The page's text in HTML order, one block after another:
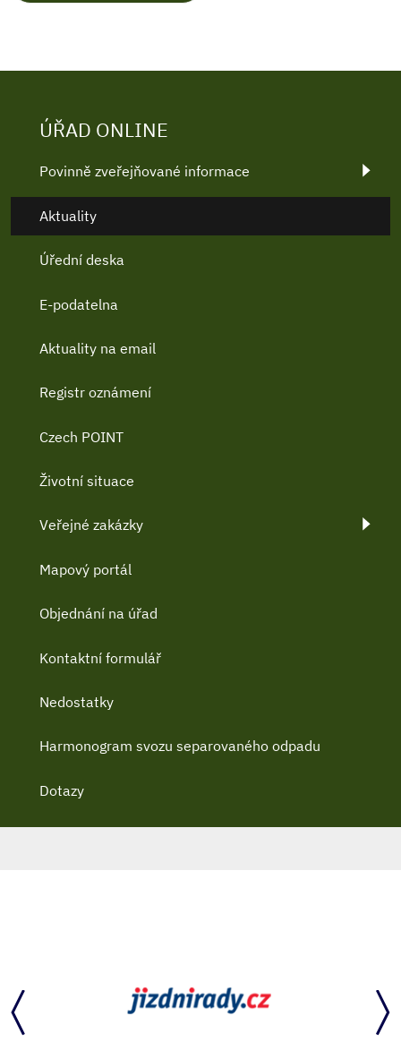
ÚŘAD ONLINE
Povinně zveřejňované informace
Aktuality
Úřední deska
E-podatelna
Aktuality na email
Registr oznámení
Czech POINT
Životní situace
Veřejné zakázky
Mapový portál
Objednání na úřad
Kontaktní formulář
Nedostatky
Harmonogram svozu separovaného odpadu
Dotazy